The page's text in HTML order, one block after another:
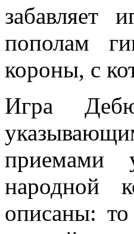
забавляет
пополам
короны, с
Игра
приемами
народной
описаны: